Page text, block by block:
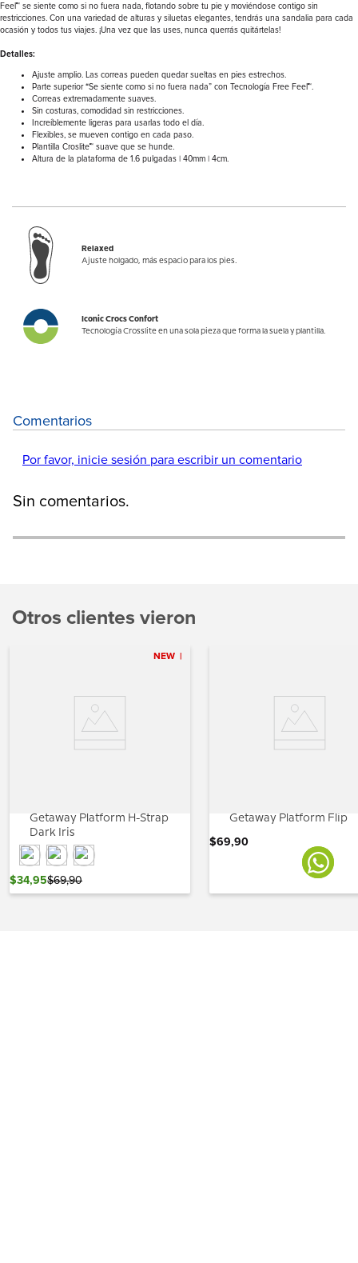
Feel™ se siente como si no fuera nada, flotando sobre tu pie y moviéndose contigo sin
restricciones. Con una variedad de alturas y siluetas elegantes, tendrás una sandalia para cada
ocasión y todos tus viajes. ¡Una vez que las uses, nunca querrás quitártelas!
Detalles:
Ajuste amplio. Las correas pueden quedar sueltas en pies estrechos.
Parte superior “Se siente como si no fuera nada” con Tecnología Free Feel™.
Correas extremadamente suaves.
Sin costuras, comodidad sin restricciones.
Increíblemente ligeras para usarlas todo el día.
Flexibles, se mueven contigo en cada paso.
Plantilla Croslite™ suave que se hunde.
Altura de la plataforma de 1.6 pulgadas | 40mm | 4cm.
Relaxed
Ajuste holgado, más espacio para los pies.
Iconic Crocs Confort
Tecnología Crosslite en una sola pieza que forma la suela y plantilla.
Comentarios
Por favor, inicie sesión para escribir un comentario
Sin comentarios.
Otros clientes vieron
NEW
Getaway Platform H-Strap
Dark Iris
$34,95$69,90
Getaway Platform Flip
$69,90